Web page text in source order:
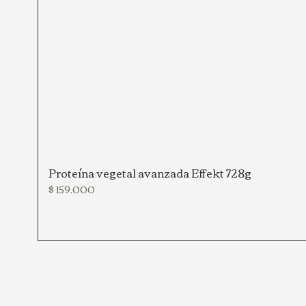
Proteína vegetal avanzada Effekt 728g
Precio
$ 159.000